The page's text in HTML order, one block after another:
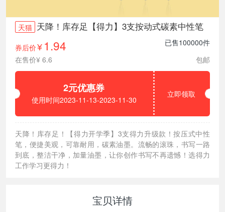
天猫 天降！库存足【得力】3支按动式碳素中性笔
券后价¥ 1.94
已售100000件
在售价¥ 6.6
包邮
2元优惠券
使用时间2023-11-13-2023-11-30
立即领取
天降！库存足！【得力开学季】3支得力升级款！按压式中性
笔，便捷美观，可靠耐用，碳素油墨。流畅的滚珠，书写一路
到底，整洁干净，加量油墨，让你创作书写不再遗憾！选得力
工作学习更得力！
宝贝详情